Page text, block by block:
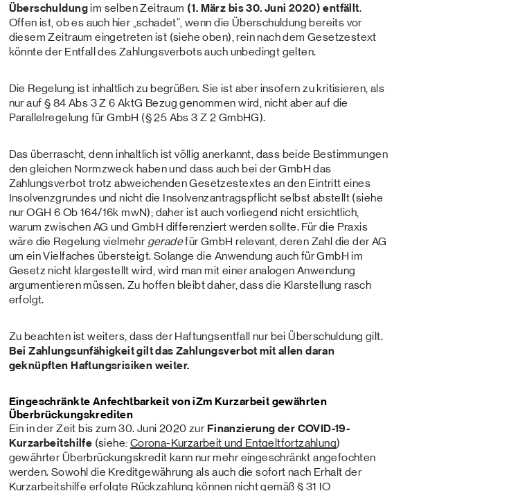
Überschuldungim selben Zeitraum (1. März bis 30. Juni 2020) entfällt.
Offen ist, ob es auch hier „schadet“, wenn die Überschuldung bereits vor
diesem Zeitraum eingetreten ist (siehe oben), rein nach dem Gesetzestext
könnte der Entfall des Zahlungsverbots auch unbedingt gelten.
Die Regelung ist inhaltlich zu begrüßen. Sie ist aber insofern zu kritisieren, als
nur auf § 84 Abs 3 Z 6 AktG Bezug genommen wird, nicht aber auf die
Parallelregelung für GmbH (§ 25 Abs 3 Z 2 GmbHG).
Das überrascht, denn inhaltlich ist völlig anerkannt, dass beide Bestimmungen
den gleichen Normzweck haben und dass auch bei der GmbH das
Zahlungsverbot trotz abweichenden Gesetzestextes an den Eintritt eines
Insolvenzgrundes und nicht die Insolvenzantragspflicht selbst abstellt (siehe
nur OGH 6 Ob 164/16k mwN); daher ist auch vorliegend nicht ersichtlich,
warum zwischen AG und GmbH differenziert werden sollte. Für die Praxis
wäre die Regelung vielmehr geradefür GmbH relevant, deren Zahl die der AG
um ein Vielfaches übersteigt. Solange die Anwendung auch für GmbH im
Gesetz nicht klargestellt wird, wird man mit einer analogen Anwendung
argumentieren müssen. Zu hoffen bleibt daher, dass die Klarstellung rasch
erfolgt.
Zu beachten ist weiters, dass der Haftungsentfall nur bei Überschuldung gilt.
Bei Zahlungsunfähigkeit gilt das Zahlungsverbot mit allen daran
geknüpften Haftungsrisiken weiter.
Eingeschränkte Anfechtbarkeit von iZm Kurzarbeit gewährten
Überbrückungskrediten
Ein in der Zeit bis zum 30. Juni 2020 zurFinanzierung der COVID-19-
Kurzarbeitshilfe (siehe: Corona-Kurzarbeit und Entgeltfortzahlung)
gewährter Überbrückungskredit kann nur mehr eingeschränkt angefochten
werden. Sowohl die Kreditgewährung als auch die sofort nach Erhalt der
Kurzarbeitshilfe erfolgte Rückzahlung können nicht gemäß § 31 IO